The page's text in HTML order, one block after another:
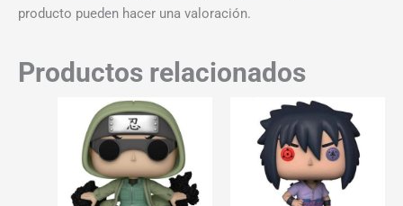
producto pueden hacer una valoración.
Productos relacionados